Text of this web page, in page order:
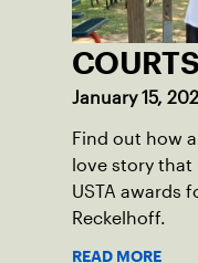
January 15,
Find out how
love story
USTA awards
Reckelhoff.
READ MORE